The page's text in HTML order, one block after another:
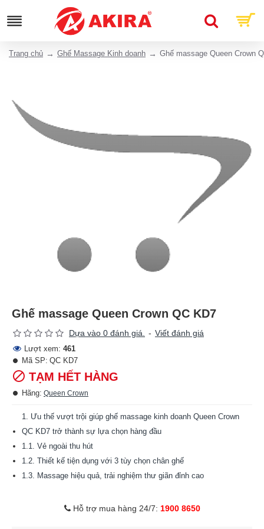
Trang chủ Ghế Massage Kinh doanh Ghế massage Queen Crown
Ghế massage Queen Crown QC KD7
Dựa vào 0 đánh giá. - Viết đánh giá
Lượt xem: 461
TẠM HẾT HÀNG
Hãng: Queen Crown
Mã SP: QC KD7
1. Ưu thế vượt trội giúp ghế massage kinh doanh Queen Crown
QC KD7 trở thành sự lựa chọn hàng đầu
1.1. Vẻ ngoài thu hút
1.2. Thiết kế tiện dụng với 3 tùy chọn chân ghế
1.3. Massage hiệu quả, trải nghiệm thư giãn đỉnh cao
1.5. Chất lượng bền bỉHỗ trợ mua hàng 24/7: 1900 8650